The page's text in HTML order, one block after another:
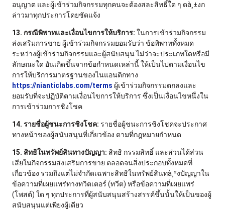
อนุญาต และผู้เข้าร่วมกิจกรรมทุกคนจะต้องสละสิทธิ์ใด ๆ ดà¸±งก
ล่าวมาทุกประการโดยชัดแจ้ง
13. กรณีพิพาทและเงื่อนไขการให้บริการ: ในการเข้าร่วมกิจกรรม
ส่งเสริมการขาย ผู้เข้าร่วมกิจกรรมยอมรับว่า ข้อพิพาททั้งหมด
ระหว่างผู้เข้าร่วมกิจกรรมและผู้สนับสนุน ไม่ว่าจะประเภทใดหรือมี
ลักษณะใด อันเกิดขึ้นจากข้อกำหนดเหล่านี้ ให้เป็นไปตามเงื่อนไข
การให้บริการมาตรฐานของไนแอนติกทาง
https://nianticlabs.com/terms ผู้เข้าร่วมกิจกรรมตกลงและ
ยอมรับที่จะปฏิบัติตามเงื่อนไขการให้บริการ ซึ่งเป็นเงื่อนไขหนึ่งใน
การเข้าร่วมการชิงโชค
14. รายชื่อผู้ชนะการชิงโชค: รายชื่อผู้ชนะการชิงโชคจะประกาศ
ทางหน้าของผู้สนับสนุนที่เกี่ยวข้อง ตามที่กฎหมายกำหนด
15. สิทธิในทรัพย์สินทางปัญญา: สิทธิ กรรมสิทธิ์ และส่วนได้ส่วน
เสียในกิจกรรมส่งเสริมการขาย ตลอดจนสิ่งประกอบทั้งหมดที่
เกี่ยวข้อง รวมถึงแต่ไม่จำกัดเฉพาะสิทธิในทรัพย์สินทà¸²งปัญญาใน
ข้อความที่เผยแพร่ทางทวิตเตอร์ (ทวีต) หรือข้อความที่เผยแพร่
(โพสต์) ใด ๆ ทุกประการที่ผู้สนับสนุนสร้างสรรค์ขึ้นนั้นให้เป็นของผู้
สนับสนุนแต่เพียงผู้เดียว